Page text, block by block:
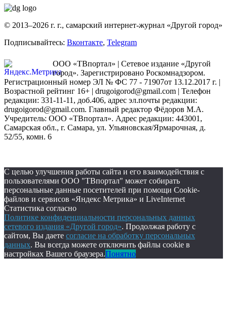
© 2013–2026 г. г., самарский интернет-журнал «Другой город»
Подписывайтесь: Вконтакте, Telegram
ООО «ТВпортал» | Сетевое издание «Другой
город». Зарегистрировано Роскомнадзором.
Регистрационный номер ЭЛ № ФС 77 - 71907от 13.12.2017 г. |
Возрастной рейтинг 16+ | drugoigorod@gmail.com | Телефон
редакции: 331-11-11, доб.406, адрес эл.почты редакции:
drugoigorod@gmail.com. Главный редактор Фёдоров М.А.
Учредитель: ООО «ТВпортал». Адрес редакции: 443001,
Самарская обл., г. Самара, ул. Ульяновская/Ярмарочная, д.
52/55, комн. 6
С целью улучшения работы сайта и его взаимодействия с
пользователями ООО "ТВпортал" может собирать
персональные данные посетителей при помощи Cookie-
файлов и сервисов «Яндекс Метрика» и LiveInternet
Статистика согласно
Политике конфиденциальности персональных данных
сетевого издания «Другой город». Продолжая работу с
сайтом, Вы даете согласие на обработку персональных
данных. Вы всегда можете отключить файлы cookie в
настройках Вашего браузера.Понятно